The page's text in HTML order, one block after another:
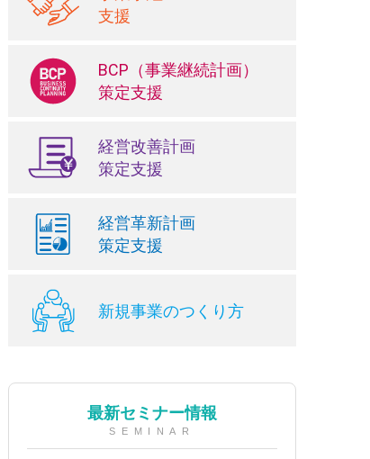
支援
BCP（事業継続計画）
策定支援
経営改善計画
策定支援
経営革新計画
策定支援
新規事業のつくり方
最新セミナー情報
SEMINAR